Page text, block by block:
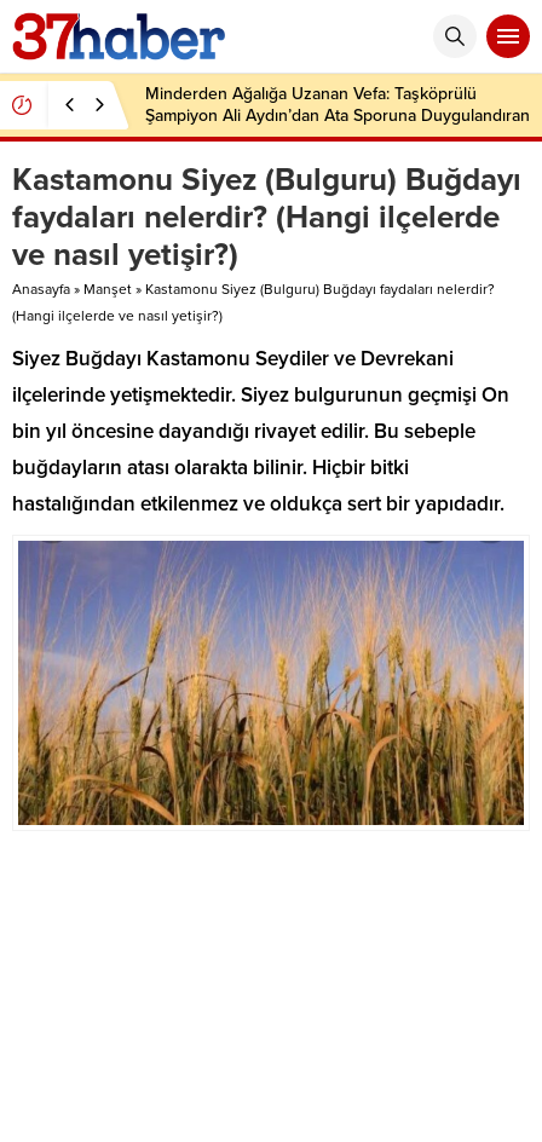
Minderden Ağalığa Uzanan Vefa: Taşköprülü
Şampiyon Ali Aydın’dan Ata Sporuna Duygulandıran
Dönüş
Kastamonu Siyez (Bulguru) Buğdayı
faydaları nelerdir? (Hangi ilçelerde
ve nasıl yetişir?)
Anasayfa » Manşet » Kastamonu Siyez (Bulguru) Buğdayı faydaları nelerdir?
(Hangi ilçelerde ve nasıl yetişir?)
Siyez Buğdayı Kastamonu Seydiler ve Devrekani
ilçelerinde yetişmektedir. Siyez bulgurunun geçmişi On
bin yıl öncesine dayandığı rivayet edilir. Bu sebeple
buğdayların atası olarakta bilinir. Hiçbir bitki
hastalığından etkilenmez ve oldukça sert bir yapıdadır.